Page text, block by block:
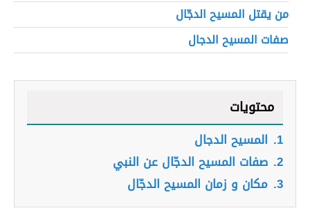
من يقتل المسيح الدجّال
صفات المسيح الدجال
محتويات
1. المسيح الدجال
2. صفات المسيح الدجّال عن النبي
3. مكان و زمان المسيح الدجّال